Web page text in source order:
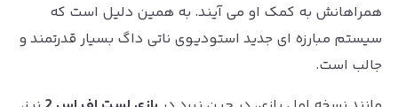
همراهانش به کمک او می آیند. به همین دلیل است که
سیستم مبارزه ای جدید استودیوی ناتی داگ بسیار قدرتمند و
جالب است.